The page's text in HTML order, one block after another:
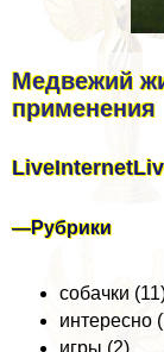
Медвежий
применения
LiveInternet
—Рубрики
собачки
интересно